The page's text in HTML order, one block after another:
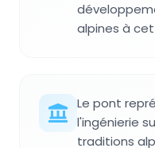
alpines à
Le pont
l'ingénierie
traditions